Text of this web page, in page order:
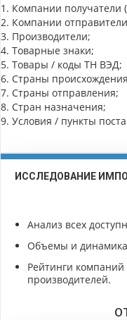
1. Компании получатели
2. Компании
3. Производители;
4. Товарные знаки;
5. Товары / коды ТН ВЭД;
6. Страны
7. Страны отправления;
8. Стран назначения;
9. Условия / пункты
ИССЛЕДОВАНИЕ
Анализ всех
Объемы и динамика
Рейтинги
производителей.